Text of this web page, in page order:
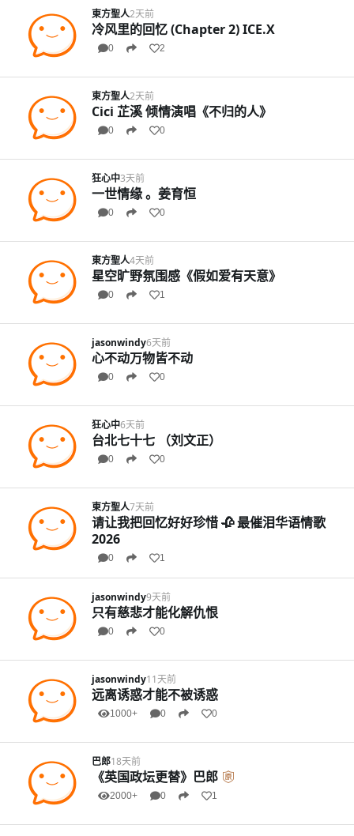
東方聖人2天前
冷风里的回忆 (Chapter 2) ICE.X
0 2
東方聖人2天前
Cici 芷溪 倾情演唱《不归的人》
0 0
狂心中3天前
一世情缘 。姜育恒
0 0
東方聖人4天前
星空旷野氛围感《假如爱有天意》
0 1
jasonwindy6天前
心不动万物皆不动
0 0
狂心中6天前
台北七十七 （刘文正）
0 0
東方聖人7天前
请让我把回忆好好珍惜 🥀 最催泪华语情歌
2026
0 1
jasonwindy9天前
只有慈悲才能化解仇恨
0 0
jasonwindy11天前
远离诱惑才能不被诱惑
1000+ 0 0
巴郎18天前
《英国政坛更替》巴郎
2000+ 0 1